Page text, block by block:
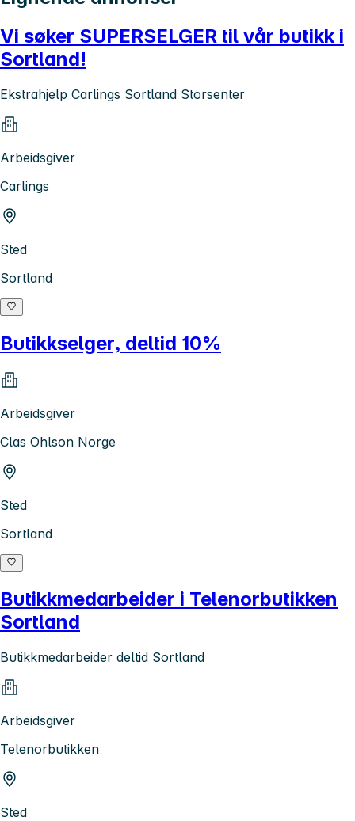
Vi søker SUPERSELGER til vår butikk i
Sortland!
Ekstrahjelp Carlings Sortland Storsenter
Arbeidsgiver
Carlings
Sted
Sortland
Butikkselger, deltid 10%
Arbeidsgiver
Clas Ohlson Norge
Sted
Sortland
Butikkmedarbeider i Telenorbutikken
Sortland
Butikkmedarbeider deltid Sortland
Arbeidsgiver
Telenorbutikken
Sted